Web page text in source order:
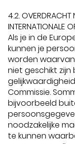
4.2. OVERDRACHT
INTERNATIONALE
Als je in de
kunnen je
worden
niet geschikt
Commissie.
bijvoorbeeld
noodzakelijke
te kunnen